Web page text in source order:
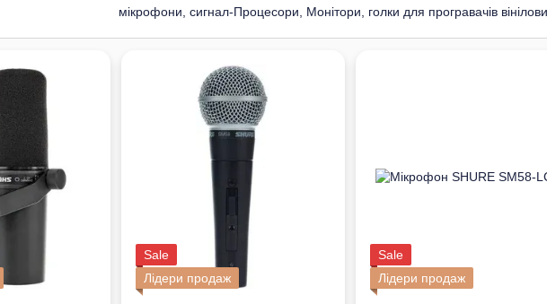
мікрофони, сигнал-Процесори, Монітори, голки для програвачів вінілових
фірма отримала назву Shure Brothers Company.
Знаковою фігурою для компанії став інженер Ральф Гловер. У 1931
моделями мікрофонів. Успіх прийшов через рік. У 1932 світ побачила
на той час виробником мікрофонів в Америці. Цікаво, що перша
існуючі Мікрофони від конкуруючих компаній, що призвело до його
Перший конденсаторний мікрофон (model 40d) компанії з'явився в
п'єзокристалічний (model 70). Наступний рік приніс компанії черговий
розробку оригінальної системи підвіски мікрофона.
А ви знали, що перший в світі моноелементний мікрофон був
отримав назву 55 Unidyne. Дане дітище за короткий проміжок часу
того, Популярність перевершила всі мислимі очікування. Тільки
високі політичні діячі. Без нього не обійшовся жоден видатний концерт
Sale
Лідери продаж
Sale
Лідери продаж